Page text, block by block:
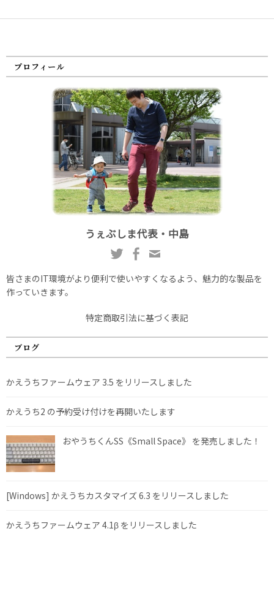
プロフィール
うぇぶしま代表・中島
皆さまのIT環境がより便利で使いやすくなるよう、魅力的な製品を
作っていきます。
特定商取引法に基づく表記
ブログ
かえうちファームウェア 3.5 をリリースしました
かえうち2 の予約受け付けを再開いたします
おやうちくんSS《Small Space》 を発売しました！
[Windows] かえうちカスタマイズ 6.3 をリリースしました
かえうちファームウェア 4.1β をリリースしました